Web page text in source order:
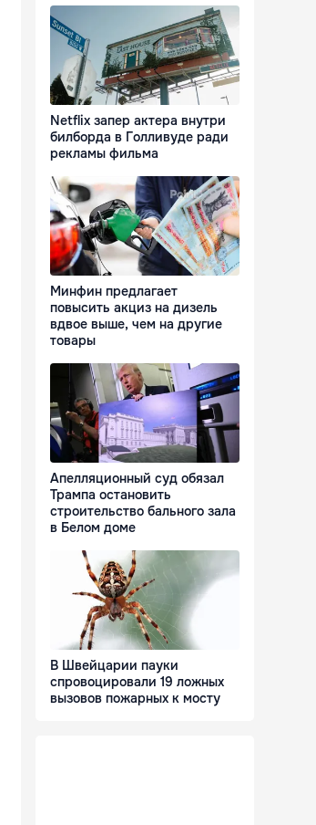
Netflix запер актера внутри
билборда в Голливуде ради
рекламы фильма
Минфин предлагает
повысить акциз на дизель
вдвое выше, чем на другие
товары
Апелляционный суд обязал
Трампа остановить
строительство бального зала
в Белом доме
В Швейцарии пауки
спровоцировали 19 ложных
вызовов пожарных к мосту